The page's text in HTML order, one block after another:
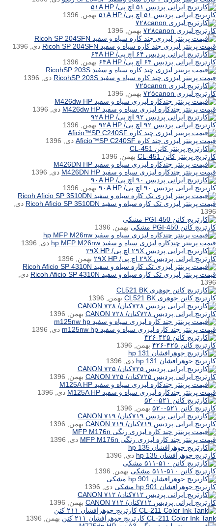
کارتریج ایرانی پردیس ۵۱ اچ پی/ ۵۱A HP
بهمن, 1396
کارتریج لیزری ۷۲۸canon
بهمن, 1396
قیمت پرینتر لیزری چند کاره سیاه و سفید Ricoh SP 204SFN
دی, 1396
کارتریج ایرانی پردیس ۶۴ اچ پی/ ۶۴A HP
بهمن, 1396
قیمت پرینتر لیزری چند کاره سیاه و سفید RicohSP 203S
دی, 1396
کارتریج لیزری ۷۲۵canon
بهمن, 1396
قیمت پرینتر چندکاره لیزری سیاه و سفید M426dw HP
دی, 1396
کارتریج ایرانی پردیس ۹۲ اچ پی/ ۹۲A HP
بهمن, 1396
قیمت پرینتر لیزری چند کاره Aficio™SP C240SF
دی, 1396
کارتریج پرینتر کانن CL-451
بهمن, 1396
قیمت پرینتر چندکاره لیزری سیاه و سفید M426DN HP
دی, 1396
کارتریج ایرانی پردیس ۹۰ اچ پی/ ۹۰A HP
بهمن, 1396
قیمت پرینتر لیزری تک کاره سیاه و سفید Ricoh Aficio SP 3510DN
دی,
1396
کارتریج کانن PGI-450 مشکی
بهمن, 1396
قیمت پرینتر چندکاره لیزری سیاه و سفید hp MFP M26nw
دی, 1396
کارتریج ایرانی پردیس ۲۹X اچ پی/ ۲۹X HP
بهمن, 1396
قیمت پرینتر لیزری تک کاره سیاه و سفید Ricoh Aficio SP 4310N
دی,
1396
کارتریج کانن جوهری CL521 BK
بهمن, 1396
کارتریج ایرانی پردیس ۷۲۸کنان/ ۷۲۸ CANON
بهمن, 1396
قیمت پرینتر چند کاره لیزری سیاه و سفید m125nw hp
دی, 1396
کارتریج کانن ۴۲۵-۴۲۶
بهمن, 1396
کارتریج جوهرافشان hp 131
دی, 1396
کارتریج ایرانی پردیس ۷۲۵کنان/ ۷۲۵ CANON
بهمن, 1396
قیمت پرینتر چندکاره لیزری سیاه و سفید M125A HP
دی, 1396
کارتریج کانن ۵۲۱-۵۲۰
بهمن, 1396
کارتریج ایرانی پردیس ۷۱۹کنان/ ۷۱۹ CANON
بهمن, 1396
قیمت پرینتر چند کاره لیزری رنگی MFP M176n
دی, 1396
کارتریج جوهرافشان hp 135
دی, 1396
کارتریج کانن ۵۱۰-۵۱۱ مشکی
بهمن, 1396
کارتریج جوهرافشان hp 901 مشکی
دی, 1396
کارتریج ایرانی پردیس ۷۱۲کنان/ ۷۱۲ CANON
بهمن, 1396
CL-211 Color Ink Tank کارتریج جوهرافشان ۲۱۱ کنن
بهمن, 1396